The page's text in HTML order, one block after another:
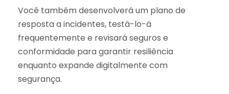
Você também desenvolverá um plano de
resposta a incidentes, testá-lo-á
frequentemente e revisará seguros e
conformidade para garantir resiliência
enquanto expande digitalmente com
segurança.